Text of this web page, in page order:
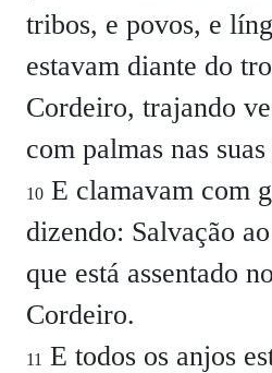
tribos, e povos, e
estavam diante do
Cordeiro, trajando
com palmas nas suas
10 E clamavam com
dizendo: Salvação
que está assentado
Cordeiro.
11 E todos os anjos